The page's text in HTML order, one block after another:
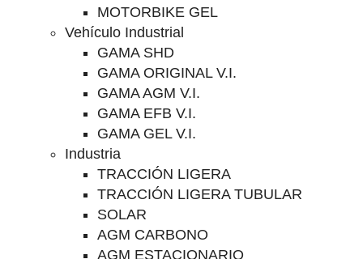
MOTORBIKE GEL
Vehículo Industrial
GAMA SHD
GAMA ORIGINAL V.I.
GAMA AGM V.I.
GAMA EFB V.I.
GAMA GEL V.I.
Industria
TRACCIÓN LIGERA
TRACCIÓN LIGERA TUBULAR
SOLAR
AGM CARBONO
AGM ESTACIONARIO